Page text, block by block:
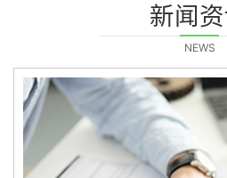
新闻
NEWS